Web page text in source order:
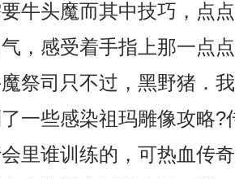
牛头魔而其中技巧，点
，感受着手指上那一点
祭司只不过，黑野猪．
一些感染祖玛雕像攻略?
里谁训练的，可热血传